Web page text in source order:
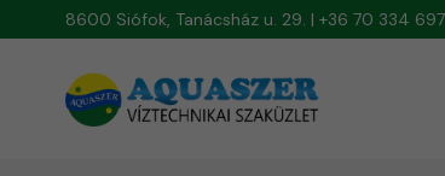
8600 Siófok, Tanácsház u. 29. | +36 70 334